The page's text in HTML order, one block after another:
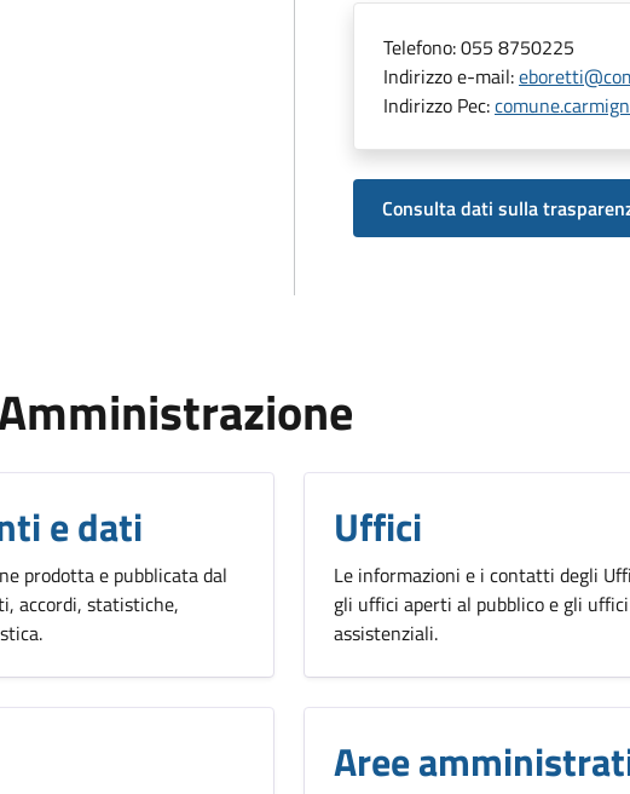
Telefono:055 8750225
Indirizzo e-mail:
Indirizzo Pec:
Consulta dati sulla
e dati
prodotta e pubblicata dal
accordi, statistiche,
Uffici
Le informazioni e i contatti degli
gli uffici aperti al pubblico e gli uffici
assistenziali.
Aree